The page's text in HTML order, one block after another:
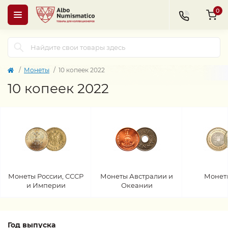
0
Монеты 10 копеек 2022
10 копеек 2022
Монеты России, СССР
и Империи
Монеты Австралии и
Океании
Год выпуска